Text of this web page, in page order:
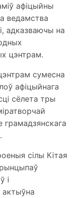
афіцыйны
ведамства
адказваючы на
цэнтрам.
сумесна
афіцыйнага
сёлета тры
грамадзянскага
сілы Кітая
і
актыўна